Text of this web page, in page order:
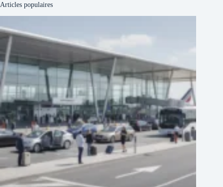
Articles populaires